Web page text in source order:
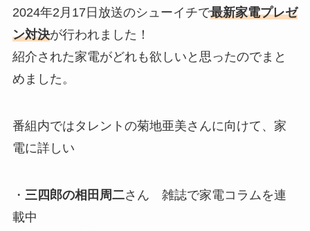
2024年2月17日放送のシューイチで最新家電プレゼ
ン対決が行われました！
紹介された家電がどれも欲しいと思ったのでまと
めました。
番組内ではタレントの菊地亜美さんに向けて、家
電に詳しい
・ 三四郎の相田周二さん 雑誌で家電コラムを連
載中